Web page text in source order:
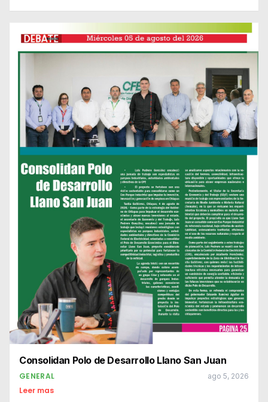
Consolidan Polo de Desarrollo Llano San Juan
GENERAL ago 5, 2026
Leer mas